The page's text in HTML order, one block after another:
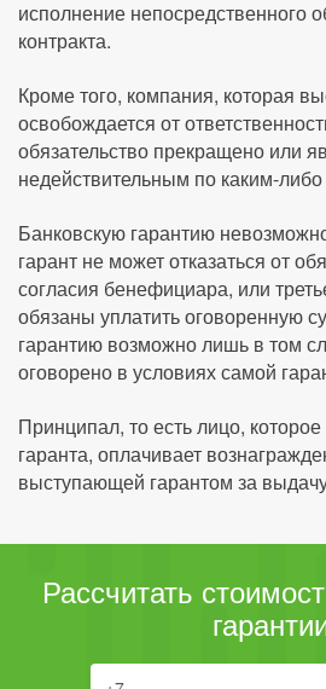
исполнение непосредственного
контракта.
Кроме того, компания, которая
освобождается от
обязательство прекращено или
недействительным по каким-
Банковскую гарантию
гарант не может отказаться от
согласия бенефициара, или
обязаны уплатить оговоренную
гарантию возможно лишь в том
оговорено в условиях самой
Принципал, то есть лицо,
гаранта, оплачивает
выступающей гарантом за
Рассчитать